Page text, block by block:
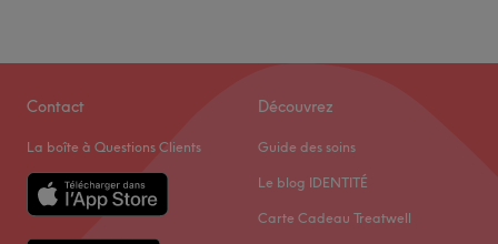
Contact
La boîte à Questions Clients
Découvrez
Guide des soins
Le blog IDENTITÉ
Carte Cadeau Treatwell